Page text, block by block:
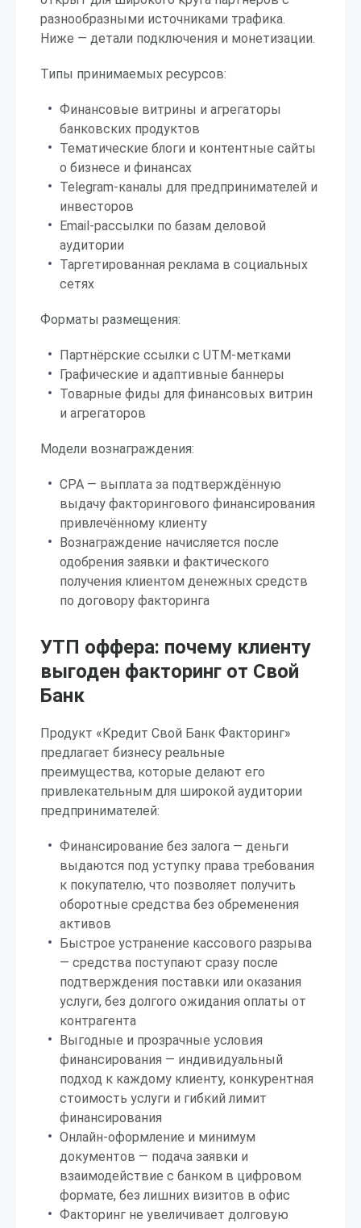
разнообразными источниками трафика.
Ниже — детали подключения и монетизации.
Типы принимаемых ресурсов:
Финансовые витрины и агрегаторы
банковских продуктов
Тематические блоги и контентные сайты
о бизнесе и финансах
Telegram-каналы для предпринимателей и
инвесторов
Email-рассылки по базам деловой
аудитории
Таргетированная реклама в социальных
сетях
Форматы размещения:
Партнёрские ссылки с UTM-метками
Графические и адаптивные баннеры
Товарные фиды для финансовых витрин
и агрегаторов
Модели вознаграждения:
CPA — выплата за подтверждённую
выдачу факторингового финансирования
привлечённому клиенту
Вознаграждение начисляется после
одобрения заявки и фактического
получения клиентом денежных средств
по договору факторинга
УТП оффера: почему клиенту
выгоден факторинг от Свой
Банк
Продукт «Кредит Свой Банк Факторинг»
предлагает бизнесу реальные
преимущества, которые делают его
привлекательным для широкой аудитории
предпринимателей:
Финансирование без залога — деньги
выдаются под уступку права требования
к покупателю, что позволяет получить
оборотные средства без обременения
активов
Быстрое устранение кассового разрыва
— средства поступают сразу после
подтверждения поставки или оказания
услуги, без долгого ожидания оплаты от
контрагента
Выгодные и прозрачные условия
финансирования — индивидуальный
подход к каждому клиенту, конкурентная
стоимость услуги и гибкий лимит
финансирования
Онлайн-оформление и минимум
документов — подача заявки и
взаимодействие с банком в цифровом
формате, без лишних визитов в офис
Факторинг не увеличивает долговую